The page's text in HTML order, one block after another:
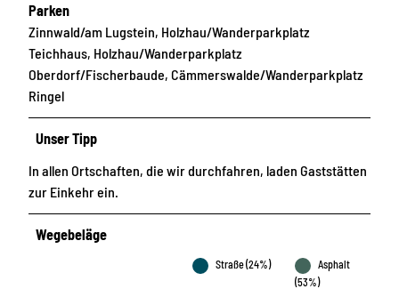
Parken
Zinnwald/am Lugstein, Holzhau/Wanderparkplatz
Teichhaus, Holzhau/Wanderparkplatz
Oberdorf/Fischerbaude, Cämmerswalde/Wanderparkplatz
Ringel
Unser Tipp
In allen Ortschaften, die wir durchfahren, laden Gaststätten
zur Einkehr ein.
Wegebeläge
Straße (24%)
Asphalt
(53%)